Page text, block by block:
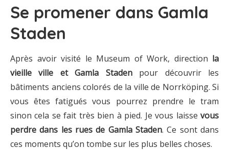
Se promener dans Gamla
Staden
Après avoir visité le Museum of Work, direction la
vieille ville et Gamla Stadenpour découvrir les
bâtiments anciens colorés de la ville de Norrköping. Si
vous êtes fatigués vous pourrez prendre le tram
sinon cela se fait très bien à pied. Je vous laisse vous
perdre dans les rues de Gamla Staden. Ce sont dans
ces moments qu’on tombe sur les plus belles choses.